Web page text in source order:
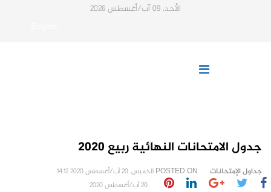
الأحد، 09 آب/أغسطس 2026
جدول الامتحانات النهائية ربيع 2020
جداول الإمتحانات POSTED ON الخميس، 20 آب/أغسطس 2020 14:12
20 آب/أغسطس 2020